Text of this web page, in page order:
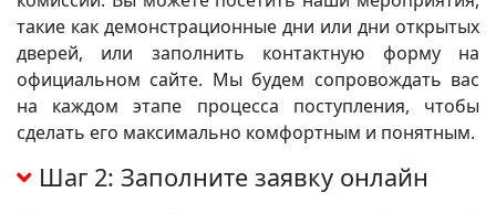
такие как демонстрационные дни или дни открытых
дверей, или заполнить контактную форму на
официальном сайте. Мы будем сопровождать вас
на каждом этапе процесса поступления, чтобы
сделать его максимально комфортным и понятным.
Шаг 2: Заполните заявку онлайн